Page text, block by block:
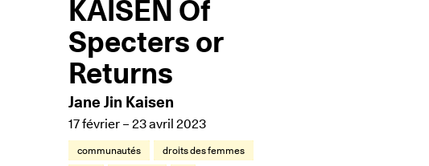
KAISEN Of
Specters or
Returns
Jane Jin Kaisen
17 février – 23 avril 2023
communautés
droits des femmes